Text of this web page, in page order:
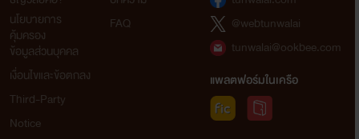
นโยบายการ
คุ้มครอง
ข้อมูลส่วนบุคคล
เงื่อนไขและข้อตกลง
Third-Party
Notice
FAQ
@webtunwalai
tunwalai@ookbee.com
แพลตฟอร์มในเครือ